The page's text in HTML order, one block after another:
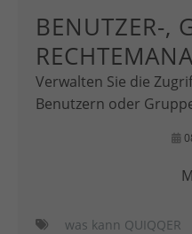
BENUTZER-,
Verwalten Sie die
Benutzern oder
was kann QUIQQER